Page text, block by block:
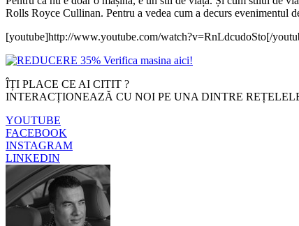
Rolls Royce Cullinan. Pentru a vedea cum a decurs evenimentul
[youtube]http://www.youtube.com/watch?v=RnLdcudoSto[/
ÎȚI PLACE CE AI CITIT ?
INTERACȚIONEAZĂ CU NOI PE UNA DINTRE
YOUTUBE
FACEBOOK
INSTAGRAM
LINKEDIN